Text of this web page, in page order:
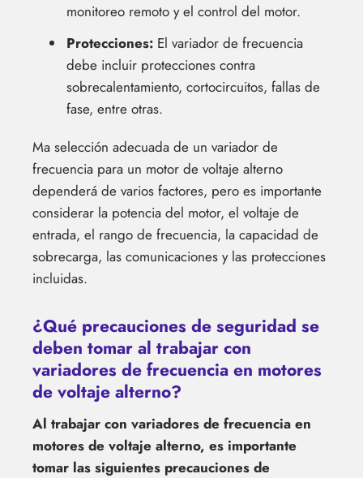
monitoreo remoto y el control del motor.
Protecciones: El variador de frecuencia
debe incluir protecciones contra
sobrecalentamiento, cortocircuitos, fallas de
fase, entre otras.
Ma selección adecuada de un variador de
frecuencia para un motor de voltaje alterno
dependerá de varios factores, pero es importante
considerar la potencia del motor, el voltaje de
entrada, el rango de frecuencia, la capacidad de
sobrecarga, las comunicaciones y las protecciones
incluidas.
¿Qué precauciones de seguridad se
deben tomar al trabajar con
variadores de frecuencia en motores
de voltaje alterno?
Al trabajar con variadores de frecuencia en
motores de voltaje alterno, es importante
tomar las siguientes precauciones de